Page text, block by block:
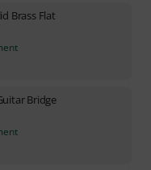
Brass Flat
Bridge